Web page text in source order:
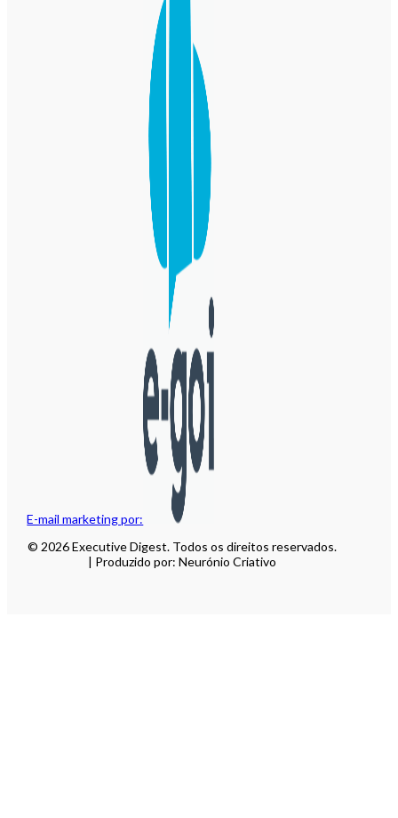
E-mail marketing por:
© 2026 Executive Digest. Todos os direitos reservados.
| Produzido por: Neurónio Criativo